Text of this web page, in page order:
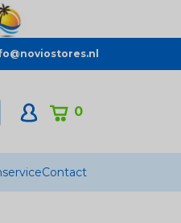
0
Contact